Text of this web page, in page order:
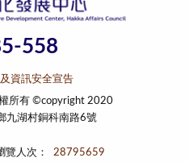
558
資訊安全宣告
所有 ©copyright 2020
九湖村銅科南路6號
覽人次： 28795659